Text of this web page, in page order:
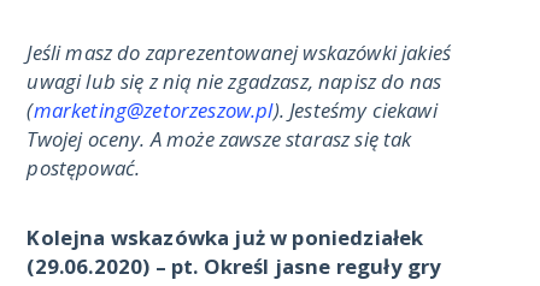
Jeśli masz do zaprezentowanej wskazówki jakieś
uwagi lub się z nią nie zgadzasz, napisz do nas
(marketing@zetorzeszow.pl). Jesteśmy ciekawi
Twojej oceny. A może zawsze starasz się tak
postępować.
Kolejna wskazówka już w poniedziałek
(29.06.2020) – pt. Określ jasne reguły gry